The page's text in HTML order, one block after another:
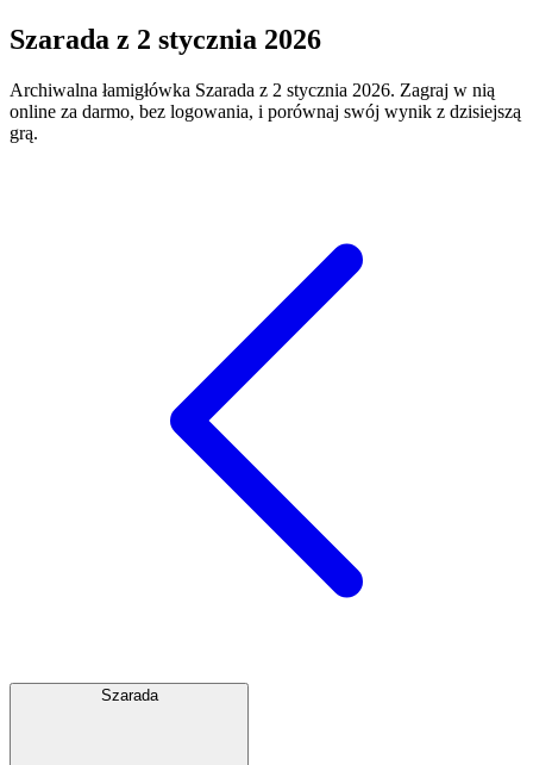
Szarada z 2 stycznia 2026
Archiwalna łamigłówka Szarada z 2 stycznia 2026. Zagraj w nią
online za darmo, bez logowania, i porównaj swój wynik z dzisiejszą
grą.
Szarada